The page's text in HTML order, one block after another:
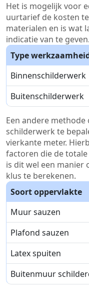
Het is mogelijk voor
uurtarief de kosten
materialen en is wat
indicatie van te geven.
Type
Binnenschilderwerk
Buitenschilderwerk
Een andere
schilderwerk te
vierkante meter.
factoren die de
is dit wel een manier
klus te berekenen.
Soort oppervlakte
Muur sauzen
Plafond sauzen
Latex spuiten
Buitenmuur